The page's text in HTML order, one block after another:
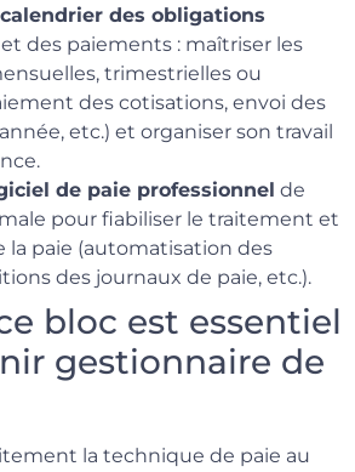
calendrier des obligations
et des paiements : maîtriser les
trimestrielles ou
des cotisations, envoi des
etc.) et organiser son travail
de paie professionnel de
pour fiabiliser le traitement et
la paie (automatisation des
des journaux de paie, etc.).
bloc est essentiel
gestionnaire de
la technique de paie au